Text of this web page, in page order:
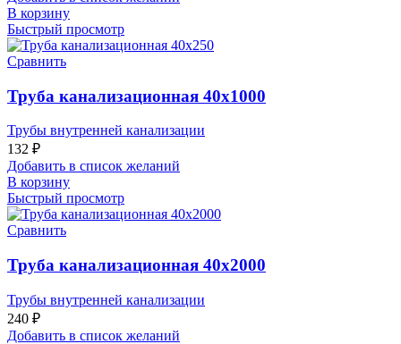
В корзину
Быстрый просмотр
Сравнить
Труба канализационная 40х1000
Трубы внутренней канализации
132 ₽
Добавить в список желаний
В корзину
Быстрый просмотр
Сравнить
Труба канализационная 40х2000
Трубы внутренней канализации
240 ₽
Добавить в список желаний